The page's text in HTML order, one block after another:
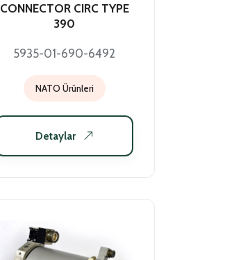
CONNECTOR CIRC TYPE
390
5935-01-690-6492
NATO Ürünleri
Detaylar